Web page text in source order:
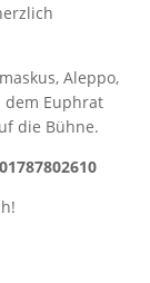
Aleppo,
dem Euphrat
die Bühne.